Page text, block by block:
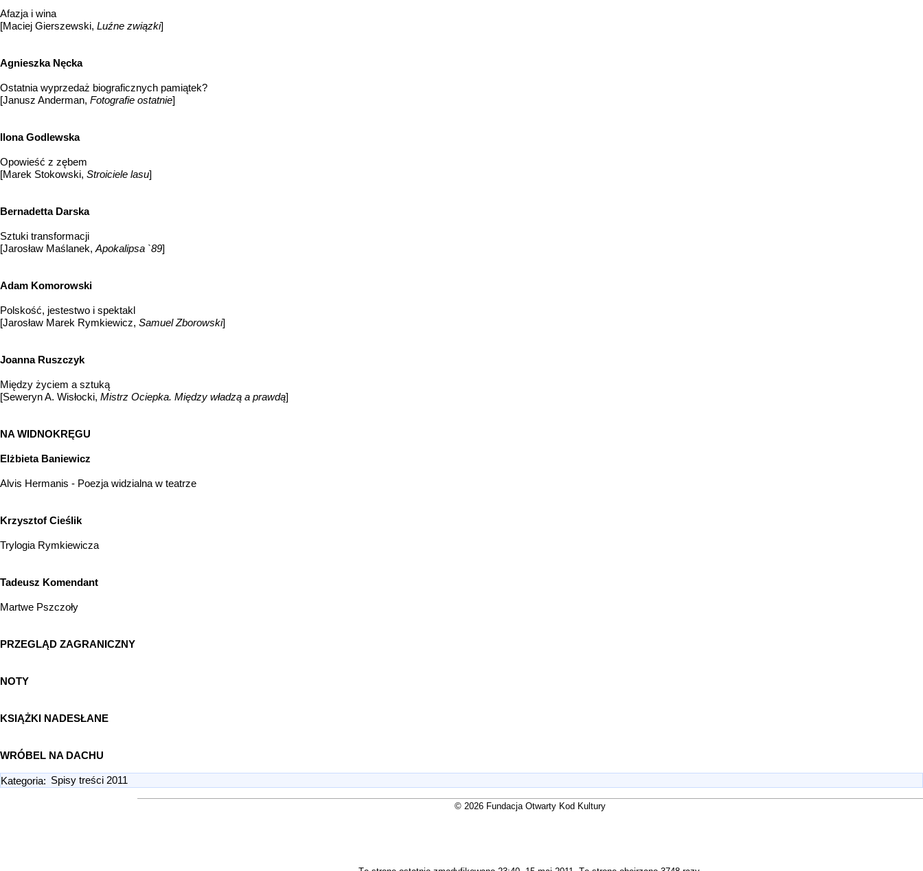
Afazja i wina
[Maciej Gierszewski, Luźne związki]
Agnieszka Nęcka
Ostatnia wyprzedaż biograficznych pamiątek?
[Janusz Anderman, Fotografie ostatnie]
Ilona Godlewska
Opowieść z zębem
[Marek Stokowski, Stroiciele lasu]
Bernadetta Darska
Sztuki transformacji
[Jarosław Maślanek, Apokalipsa `89]
Adam Komorowski
Polskość, jestestwo i spektakl
[Jarosław Marek Rymkiewicz, Samuel Zborowski]
Joanna Ruszczyk
Między życiem a sztuką
[Seweryn A. Wisłocki, Mistrz Ociepka. Między władzą a prawdą]
NA WIDNOKRĘGU
Elżbieta Baniewicz
Alvis Hermanis - Poezja widzialna w teatrze
Krzysztof Cieślik
Trylogia Rymkiewicza
Tadeusz Komendant
Martwe Pszczoły
PRZEGLĄD ZAGRANICZNY
NOTY
KSIĄŻKI NADESŁANE
WRÓBEL NA DACHU
Kategoria: Spisy treści 2011
© 2026 Fundacja Otwarty Kod Kultury